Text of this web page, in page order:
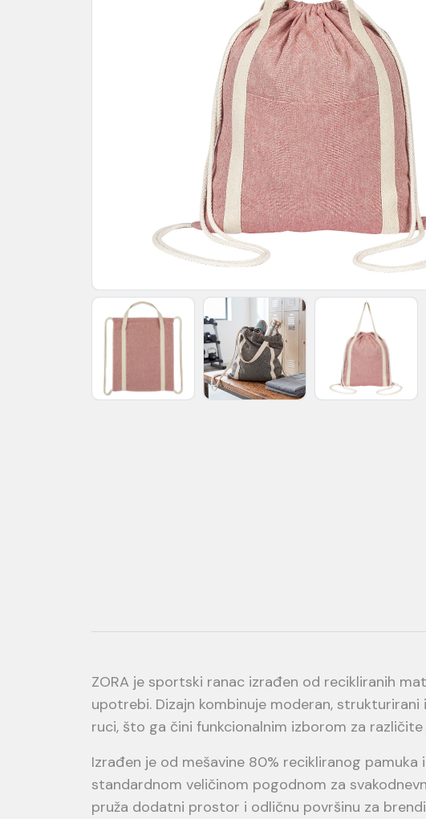
ZORA je sportski ranac izrađen od recikliranih
upotrebi. Dizajn kombinuje moderan,
ruci, što ga čini funkcionalnim izborom za različite
Izrađen je od mešavine 80% recikliranog
standardnom veličinom pogodnom za
pruža dodatni prostor i odličnu površinu za